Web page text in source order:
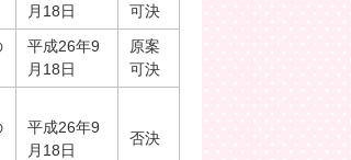
月18日
可決
平成26年9
月18日
原案
可決
平成26年9
月18日
否決